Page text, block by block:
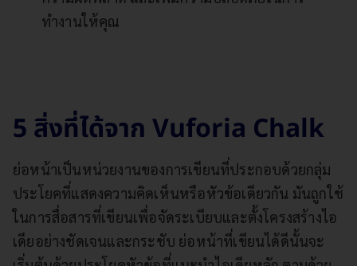
ทำงานให้คุณ
5 สิ่งที่ได้จาก Vuforia Chalk
ย่อหน้าเป็นหน่วยงานของการเขียนที่ประกอบด้วยกลุ่ม
ประโยคที่แสดงความคิดเห็นหรือหัวข้อเดียวกัน มันถูกใช้
ในการสื่อสารที่เขียนเพื่อจัดระเบียบและตั้งโครงสร้างไอ
เดียอย่างชัดเจนและกระชับ ย่อหน้าที่เขียนได้ดีนั้นจะ